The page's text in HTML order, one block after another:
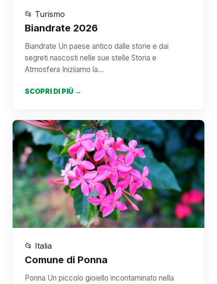
📂 Turismo
Biandrate 2026
Biandrate Un paese antico dalle storie e dai
segreti nascosti nelle sue stelle Storia e
Atmosfera Iniziiamo la…
SCOPRI DI PIÙ →
📂 Italia
Comune di Ponna
Ponna Un piccolo gioiello incontaminato nella